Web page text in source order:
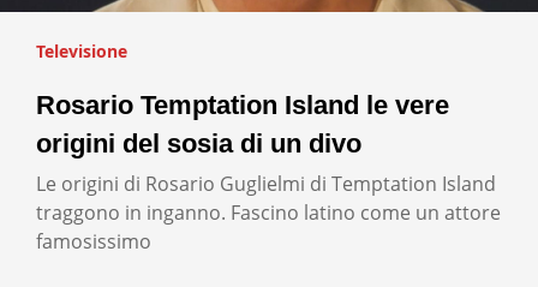
Televisione
Rosario Temptation Island le vere
origini del sosia di un divo
Le origini di Rosario Guglielmi di Temptation Island
traggono in inganno. Fascino latino come un attore
famosissimo